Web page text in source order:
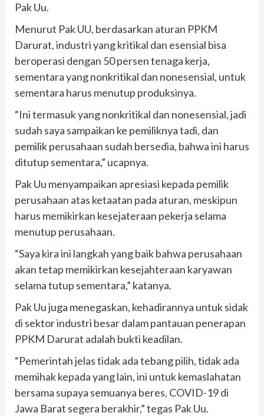
Pak Uu.
Menurut Pak UU, berdasarkan aturan PPKM
Darurat, industri yang kritikal dan esensial bisa
beroperasi dengan 50 persen tenaga kerja,
sementara yang nonkritikal dan nonesensial, untuk
sementara harus menutup produksinya.
“Ini termasuk yang nonkritikal dan nonesensial, jadi
sudah saya sampaikan ke pemiliknya tadi, dan
pemilik perusahaan sudah bersedia, bahwa ini harus
ditutup sementara,” ucapnya.
Pak Uu menyampaikan apresiasi kepada pemilik
perusahaan atas ketaatan pada aturan, meskipun
harus memikirkan kesejateraan pekerja selama
menutup perusahaan.
“Saya kira ini langkah yang baik bahwa perusahaan
akan tetap memikirkan kesejahteraan karyawan
selama tutup sementara,” katanya.
Pak Uu juga menegaskan, kehadirannya untuk sidak
di sektor industri besar dalam pantauan penerapan
PPKM Darurat adalah bukti keadilan.
“Pemerintah jelas tidak ada tebang pilih, tidak ada
memihak kepada yang lain, ini untuk kemaslahatan
bersama supaya semuanya beres, COVID-19 di
Jawa Barat segera berakhir,” tegas Pak Uu.